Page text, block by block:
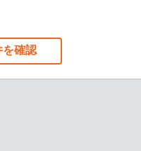
を確認